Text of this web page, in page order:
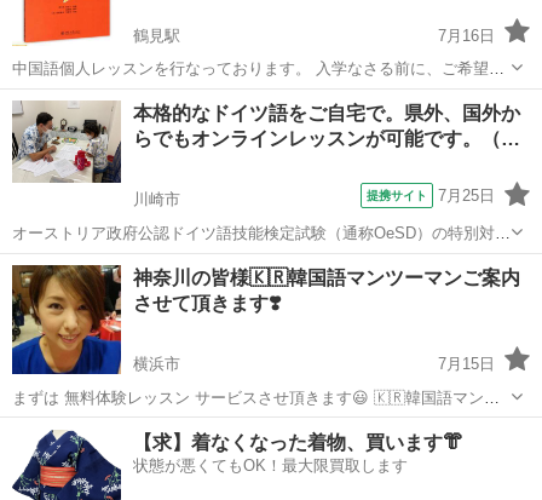
鶴見駅
7月16日
中国語個人レッスンを行なっております。 入学なさる前に、ご希望の
クラス（入門、初、中、上各級）を体験して頂き、その後カウンセリ
ングを行い、コースを決めます。受講開始後は、「語彙」、「発
音」、「流暢さ」、「リスニング」、「正...
神奈川 横浜市 鶴見駅 その他語学 レッスン
本格的なドイツ語をご自宅で。県外、国外か
らでもオンラインレッスンが可能です。（…
川崎市 提携サイト 7月25日
オーストリア政府公認ドイツ語技能検定試験（通称OeSD）の特別対策
コースとなります。 OeSDはオーストリア政府の権限のもと、『ドイ
ツ・オーストリア・スイスを中心としたドイツ語圏での国際的なドイ
ツ語能力』の証明に使えます。 ...
神奈川 川崎市 イタリア語
神奈川の皆様🇰🇷韓国語マンツーマンご案内
させて頂きます❣️
横浜市
7月15日
まずは 無料体験レッスン サービスさせ頂きます😃 🇰🇷韓国語マンツ
ーマンスクール 【MOIZA】モイザと申します❗️ ️🟣大手スクールの様な
高額なレッスン料金や入会金&月会費 🟣教室のグループレッスンの様
な 月謝...
神奈川 韓国語 レッスン
【求】着なくなった着物、買います👘
状態が悪くてもOK！最大限買取します